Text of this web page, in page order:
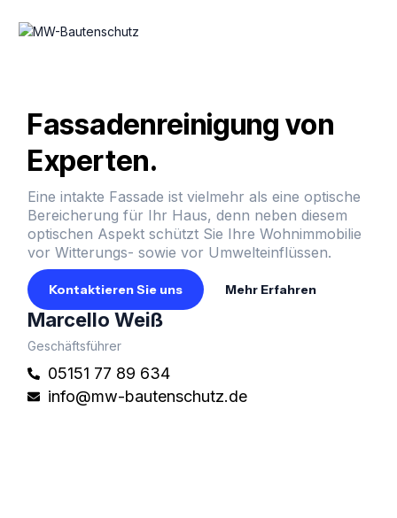
Fassadenreinigung von
Experten.
Eine intakte Fassade ist vielmehr als eine optische
Bereicherung für Ihr Haus, denn neben diesem
optischen Aspekt schützt Sie Ihre Wohnimmobilie
vor Witterungs- sowie vor Umwelteinflüssen.
Kontaktieren Sie uns Mehr Erfahren
Marcello Weiß
Geschäftsführer
05151 77 89 634
info@mw-bautenschutz.de